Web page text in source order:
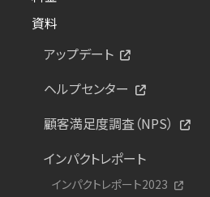
資料
アップデート
ヘルプセンター
顧客満足度調査（NPS）
インパクトレポート
インパクトレポート2023